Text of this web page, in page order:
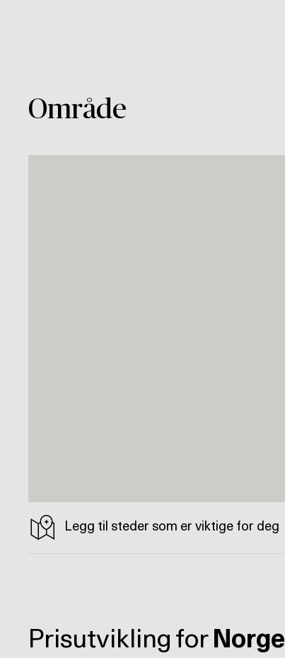
Område
Legg til steder som er viktige for deg
Prisutvikling for Norge